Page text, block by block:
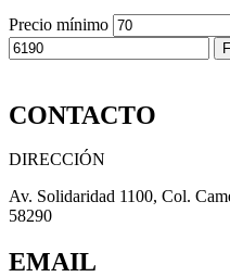
Precio mínimo
CONTACTO
DIRECCIÓN
Av. Solidaridad 1100, Col.
58290
EMAIL